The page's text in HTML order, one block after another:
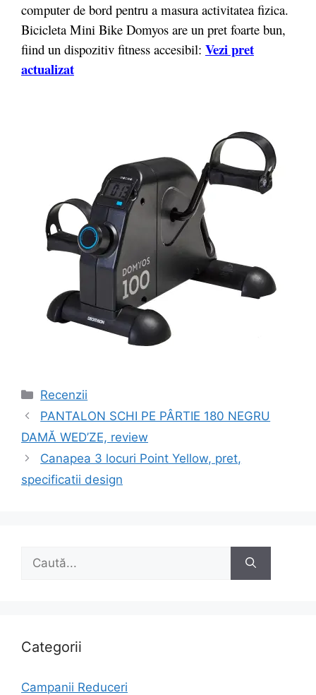
computer de bord pentru a masura activitatea fizica.
Bicicleta Mini Bike Domyos are un pret foarte bun,
fiind un dispozitiv fitness accesibil: Vezi pret
actualizat
Categorii
Recenzii
Navigare
în
PANTALON SCHI PE PÂRTIE 180 NEGRU
DAMĂ WED’ZE, review
Canapea 3 locuri Point Yellow, pret,
specificatii design
după:
Categorii
Campanii Reduceri